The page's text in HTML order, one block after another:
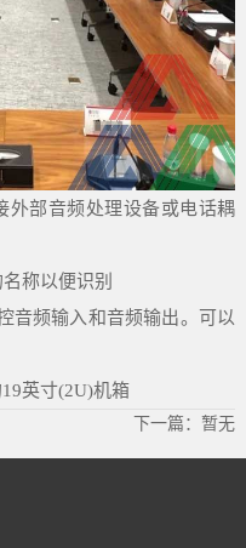
外部音频处理设备或电话耦
称以便识别
音频输入和音频输出。可以
英寸(2U)机箱
下一篇：暂无